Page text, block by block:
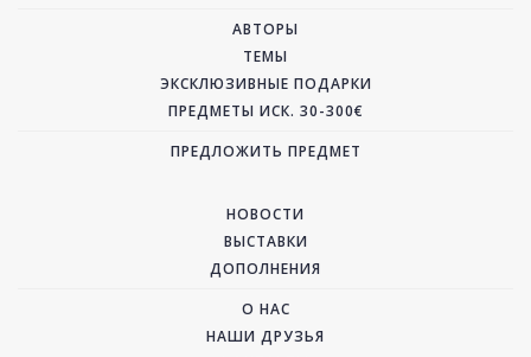
АВТОРЫ
ТЕМЫ
ЭКСКЛЮЗИВНЫЕ ПОДАРКИ
ПРЕДМЕТЫ ИСК. 30-300€
ПРЕДЛОЖИТЬ ПРЕДМЕТ
НОВОСТИ
ВЫСТАВКИ
ДОПОЛНЕНИЯ
О НАС
НАШИ ДРУЗЬЯ